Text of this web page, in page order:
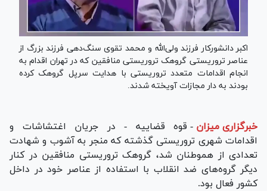
اکبر دانشورکار فرزند ولی‌الله و محمد تقوی سنگ‌دهی فرزند بزرگ از
عناصر تروریستی گروهک تروریستی منافقین که در تهران اقدام به
انجام اقدامات متعدد تروریستی با هدایت سرپل گروهک کرده
بودند به دار مجازات آویخته شدند.
خبرگزاری میزان - قوه قضاییه - در جریان اغتشاشات و
اقدامات شهری تروریستی گذشته که منجر به آشوب و شهادت
تعدادی از هموطنان شد، گروهک تروریستی منافقین در کنار
دیگر گروه‌های ضد انقلاب با استفاده از عناصر خود در داخل
کشور فعال بود.